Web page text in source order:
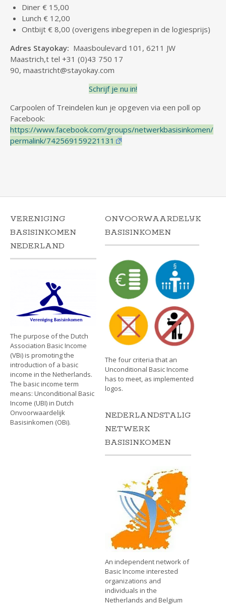
Diner € 15,00
Lunch € 12,00
Ontbijt € 8,00 (overigens inbegrepen in de logiesprijs)
Adres Stayokay: Maasboulevard 101, 6211 JW
Maastrich,t tel +31 (0)43 750 17
90, maastricht@stayokay.com
Schrijf je nu in!
Carpoolen of Treindelen kun je opgeven via een poll op
Facebook:
https://www.facebook.com/groups/netwerkbasisinkomen/
permalink/742569159221131
VERENIGING
BASISINKOMEN
NEDERLAND
The purpose of the Dutch
Association Basic Income
(VBi) is promoting the
introduction of a basic
income in the Netherlands.
The basic income term
means: Unconditional Basic
Income (UBI) in Dutch
Onvoorwaardelijk
Basisinkomen (OBi).
ONVOORWAARDELIJK
BASISINKOMEN
The four criteria that an
Unconditional Basic Income
has to meet, as implemented
logos.
NEDERLANDSTALIG
NETWERK
BASISINKOMEN
An independent network of
Basic Income interested
organizations and
individuals in the
Netherlands and Belgium